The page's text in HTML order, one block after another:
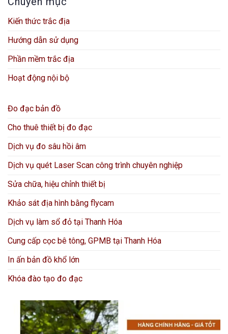
Kiến thức trắc địa
Hướng dẫn sử dụng
Phần mềm trắc địa
Hoạt động nội bộ
Đo đạc bản đồ
Cho thuê thiết bị đo đạc
Dịch vụ đo sâu hồi âm
Dịch vụ quét Laser Scan công trình chuyên nghiệp
Sửa chữa, hiệu chỉnh thiết bị
Khảo sát địa hình bằng flycam
Dịch vụ làm sổ đỏ tại Thanh Hóa
Cung cấp cọc bê tông, GPMB tại Thanh Hóa
In ấn bản đồ khổ lớn
Khóa đào tạo đo đạc